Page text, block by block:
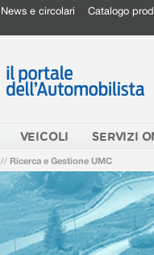
News e circolari Catalogo
VEICOLI SERVIZI
// Ricerca e Gestione UMC